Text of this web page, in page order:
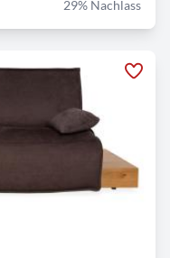
29% Nachlass